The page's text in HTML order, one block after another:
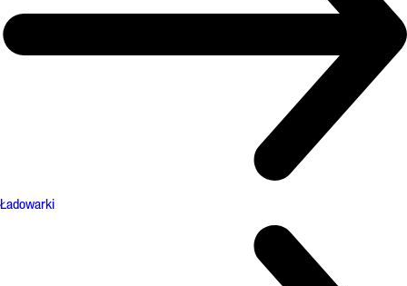
Ładowarki